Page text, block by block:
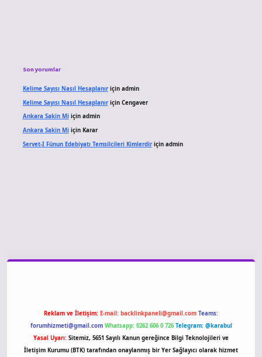
Son yorumlar
Kelime Sayısı Nasıl Hesaplanıriçin admin
Kelime Sayısı Nasıl Hesaplanıriçin Cengaver
Ankara Sakin Miiçin admin
Ankara Sakin Miiçin Karar
Servet-I Fünun Edebiyatı Temsilcileri Kimlerdiriçin admin
Reklam ve İletişim: E-mail: backlinkpaneli@gmail.com Teams:
forumhizmeti@gmail.com Whatsapp: 0262 606 0 726 Telegram: @karabul
Yasal Uyarı: Sitemiz, 5651 Sayılı Kanun gereğince Bilgi Teknolojileri ve
İletişim Kurumu (BTK) tarafından onaylanmış bir Yer Sağlayıcı olarak hizmet